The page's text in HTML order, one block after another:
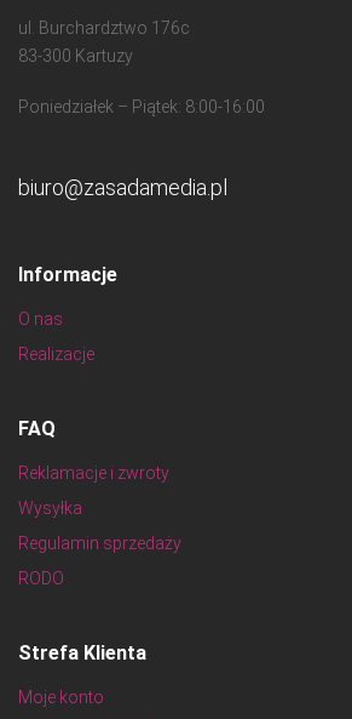
ul. Burchardztwo 176c
83-300 Kartuzy
Poniedziałek – Piątek: 8:00-16:00
biuro@zasadamedia.pl
Informacje
O nas
Realizacje
FAQ
Reklamacje i zwroty
Wysyłka
Regulamin sprzedaży
RODO
Strefa Klienta
Moje konto